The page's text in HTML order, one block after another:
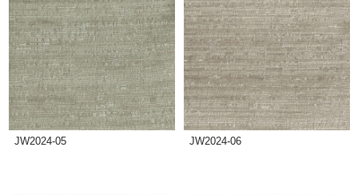
JW2024-05 JW2024-06